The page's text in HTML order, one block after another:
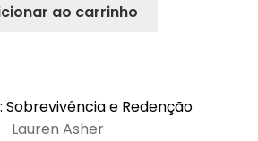
ao carrinho
Sobrevivência e Redenção
Lauren Asher